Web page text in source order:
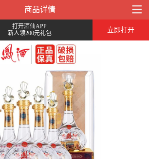
商品详情
打开酒仙APP
新人领200元礼包
立即打开